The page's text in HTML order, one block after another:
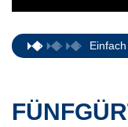
Einfach